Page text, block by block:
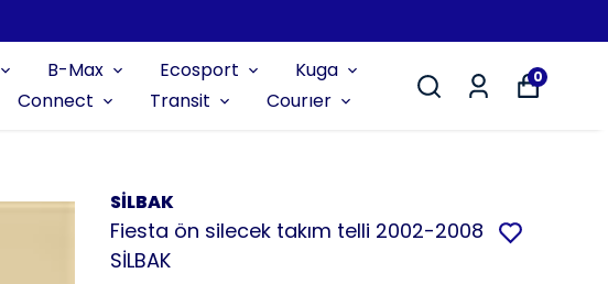
B-Max Ecosport
Kuga
Connect Transit Courıer
0
SİLBAK
Fiesta ön silecek takım telli 2002-2008
SİLBAK